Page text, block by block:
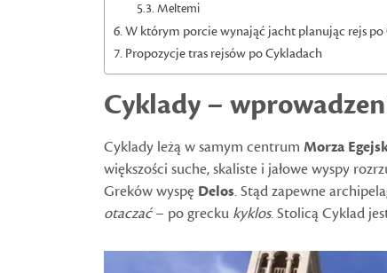
Meltemi
W którym porcie wynająć jacht planując rejs po
Propozycje tras rejsów po Cykladach
Cyklady –
Cyklady leżą w samym centrum Morza
większości suche, skaliste i jałowe wyspy
Greków wyspę Delos. Stąd zapewne
otaczać– po grecku kyklos. Stolicą Cyklad